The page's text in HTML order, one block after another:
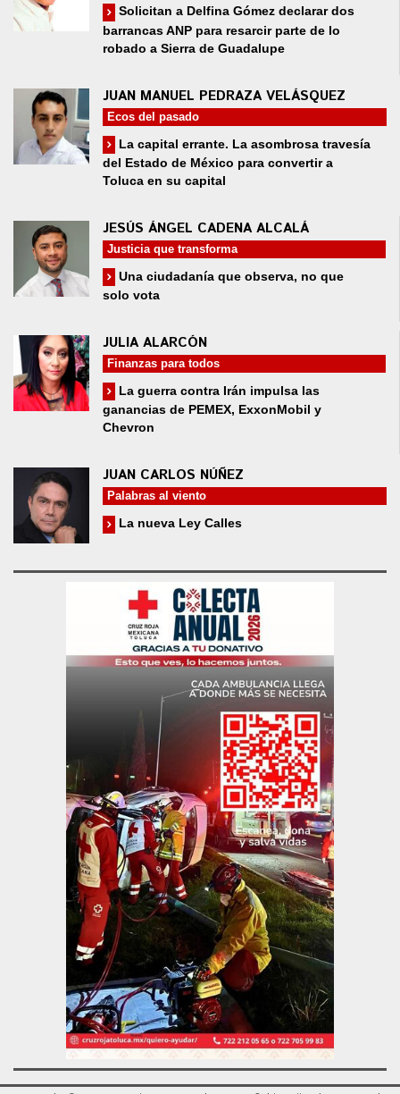
Solicitan a Delfina Gómez declarar dos
barrancas ANP para resarcir parte de lo
robado a Sierra de Guadalupe
JUAN MANUEL PEDRAZA VELÁSQUEZ
Ecos del pasado
La capital errante. La asombrosa travesía
del Estado de México para convertir a
Toluca en su capital
JESÚS ÁNGEL CADENA ALCALÁ
Justicia que transforma
Una ciudadanía que observa, no que
solo vota
JULIA ALARCÓN
Finanzas para todos
La guerra contra Irán impulsa las
ganancias de PEMEX, ExxonMobil y
Chevron
JUAN CARLOS NÚÑEZ
Palabras al viento
La nueva Ley Calles